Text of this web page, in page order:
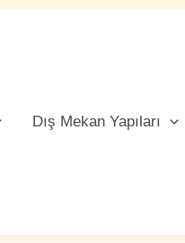
Dış Mekan Yapıları